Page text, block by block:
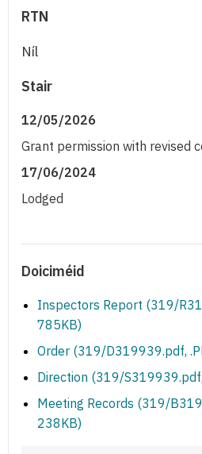
RTN
Níl
Stair
12/05/2026
Grant permission with revised
17/06/2024
Lodged
Doiciméid
Inspectors Report (319/
785KB)
Order (319/D319939.pdf,
Direction (319/
Meeting Records (319/
238KB)